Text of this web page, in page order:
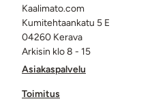
Asiakaspalvelu
Toimitus
Kaalimato.com
Kumitehtaankatu 5 E
04260 Kerava
Arkisin klo 8 - 15